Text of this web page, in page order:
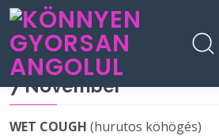
7 November
WET COUGH (hurutos köhögés)